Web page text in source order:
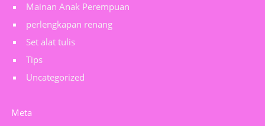
Mainan Anak Perempuan
perlengkapan renang
Set alat tulis
Tips
Uncategorized
Meta